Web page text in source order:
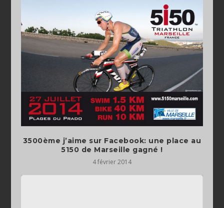
3500ème j’aime sur Facebook: une place au
5150 de Marseille gagné !
4 février 2014